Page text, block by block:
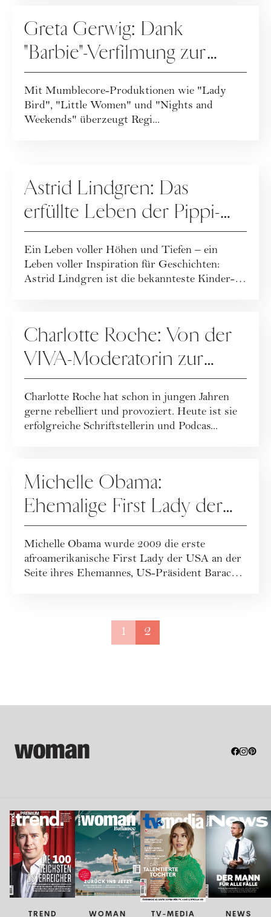
Greta Gerwig: Dank
"Barbie"-Verfilmung zur
erfolgreichsten Solo-
Regisseurin ernannt
Mit Mumblecore-Produktionen wie "Lady
Bird", "Little Women" und "Nights and
Weekends" überzeugt Regi...
Astrid Lindgren: Das
erfüllte Leben der Pippi-
Langstrumpf-Mama
Ein Leben voller Höhen und Tiefen – ein
Leben voller Inspiration für Geschichten:
Astrid Lindgren ist die bekannteste Kinder-
Charlotte Roche: Von der
VIVA-Moderatorin zur
Bestsellerautorin [Portrait]
Charlotte Roche hat schon in jungen Jahren
gerne rebelliert und provoziert. Heute ist sie
erfolgreiche Schriftstellerin und Podcas...
Michelle Obama:
Ehemalige First Lady der
USA, Powerfrau, Mutter
und Bestseller Autorin
Michelle Obama wurde 2009 die erste
afroamerikanische First Lady der USA an der
Seite ihres Ehemannes, US-Präsident Barack
1 2
TREND WOMAN TV-MEDIA NEWS